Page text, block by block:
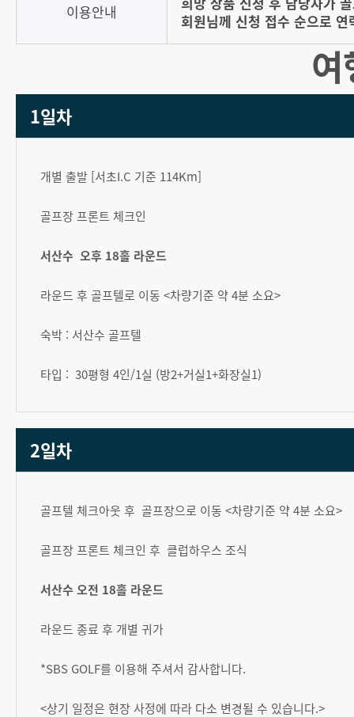
이용안내
회원님께 신청 접수 순으로
1일차
개별 출발 [서초I.C 기준 114Km]
골프장 프론트 체크인
서산수 오후 18홀 라운드
라운드 후 골프텔로 이동 <차량기준 약 4분 소요>
숙박 : 서산수 골프텔
타입 : 30평형 4인/1실 (방2+거실1+화장실1)
2일차
골프텔 체크아웃 후 골프장으로 이동 <차량기준 약 4분 소요>
골프장 프론트 체크인 후 클럽하우스 조식
서산수 오전 18홀 라운드
라운드 종료 후 개별 귀가
*SBS GOLF를 이용해 주셔서 감사합니다.
<상기 일정은 현장 사정에 따라 다소 변경될 수 있습니다.>